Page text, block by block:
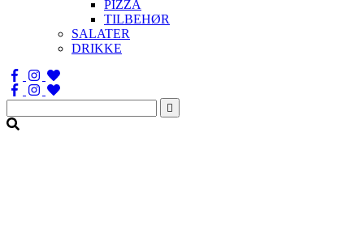
PIZZA
TILBEHØR
SALATER
DRIKKE
Søg
efter: